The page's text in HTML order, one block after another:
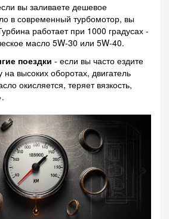
вы заливаете дешевое
в современный турбомотор, вы
работает при 1000 градусах -
масло 5W-30 или 5W-40.
поездки - если вы часто ездите
на высоких оборотах, двигатель
окисляется, теряет вязкость,